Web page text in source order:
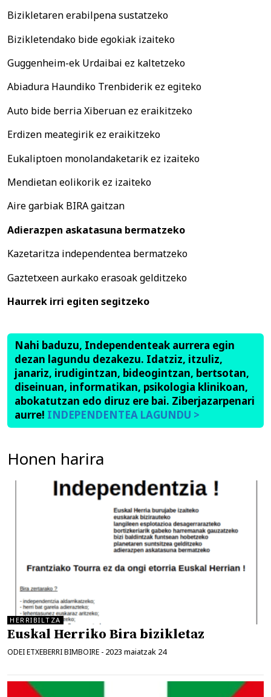
Bizikletaren erabilpena sustatzeko
Bizikletendako bide egokiak izaiteko
Guggenheim-ek Urdaibai ez kaltetzeko
Abiadura Haundiko Trenbiderik ez egiteko
Auto bide berria Xiberuan ez eraikitzeko
Erdizen meategirik ez eraikitzeko
Eukaliptoen monolandaketarik ez izaiteko
Mendietan eolikorik ez izaiteko
Aire garbiak BIRA gaitzan
Adierazpen askatasuna bermatzeko
Kazetaritza independentea bermatzeko
Gaztetxeen aurkako erasoak gelditzeko
Haurrek irri egiten segitzeko
Nahi baduzu, Independenteak aurrera egin
dezan lagundu dezakezu. Idatziz, itzuliz,
janariz, irudigintzan, bideogintzan, bertsotan,
diseinuan, informatikan, psikologia klinikoan,
abokatutzan edo diruz ere bai. Ziberjazarpenari
aurre! INDEPENDENTEA LAGUNDU >
Honen harira
HERRIBILTZA
Euskal Herriko Bira bizikletaz
ODEI ETXEBERRI BIMBOIRE - 2023 maiatzak 24